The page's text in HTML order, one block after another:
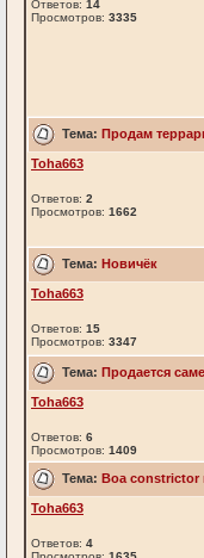
Ответов: 14
Просмотров: 3335
Тема: Продам
Toha663
Ответов: 2
Просмотров: 1662
Тема: Новичёк
Toha663
Ответов: 15
Просмотров: 3347
Тема: Продается
Toha663
Ответов: 6
Просмотров: 1409
Тема: Boa constrictor
Toha663
Ответов: 4